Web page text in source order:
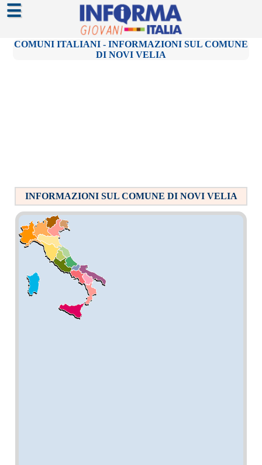
☰
COMUNI ITALIANI - INFORMAZIONI SUL COMUNE
DI NOVI VELIA
INFORMAZIONI SUL COMUNE DI NOVI VELIA